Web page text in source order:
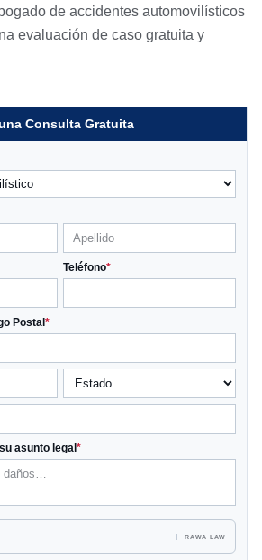
de accidentes automovilísticos
evaluación de caso gratuita y
Consulta Gratuita
Teléfono*
Postal *
asunto legal *
RAWA LAW